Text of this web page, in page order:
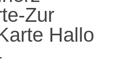
Zur
Hallo